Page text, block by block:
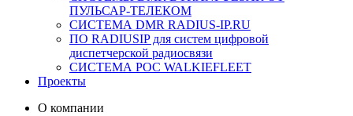
ПУЛЬСАР-ТЕЛЕКОМ
СИСТЕМА DMR RADIUS-IP.RU
ПО RADIUSIP для систем цифровой
диспетчерской радиосвязи
CИСТЕМА POC WALKIEFLEET
Проекты
О компании